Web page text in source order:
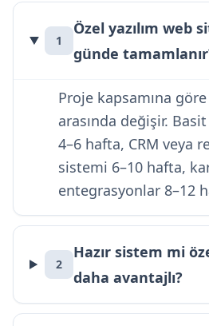
1
Özel yazılım web
günde
Proje kapsamına
arasında değişir.
4–6 hafta, CRM veya
sistemi 6–10 hafta,
entegrasyonlar 8–12
2
Hazır sistem mi
daha avantajlı?